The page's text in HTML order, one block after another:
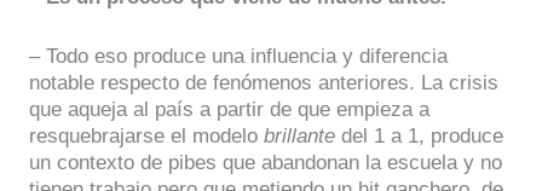
– Todo eso produce una influencia y diferencia
notable respecto de fenómenos anteriores. La crisis
que aqueja al país a partir de que empieza a
resquebrajarse el modelo brillante del 1 a 1, produce
un contexto de pibes que abandonan la escuela y no